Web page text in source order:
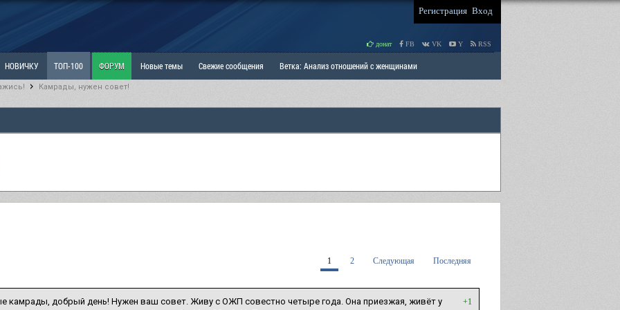
Регистрация Вход
донат FB VK Y RSS
НОВИЧКУ ТОП-100 ФОРУМ Новые темы Свежие сообщения Ветка: Анализ отношений с женщинами
Наболевшее. Выскажись!
Камрады, нужен совет!
1 2 Следующая Последняя
+1
камрады, добрый день! Нужен ваш совет. Живу с ОЖП совестно четыре года. Она приезжая, живёт у